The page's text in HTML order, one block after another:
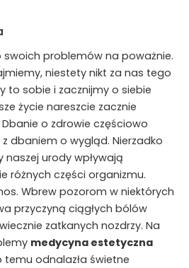
swoich problemów na poważnie.
niestety nikt za nas tego
to sobie i zacznijmy o siebie
życie nareszcie zacznie
o zdrowie częściowo
dbaniem o wygląd. Nierzadko
urody wpływają
różnych części organizmu.
Wbrew pozorom w niektórych
przyczyną ciągłych bólów
zatkanych nozdrzy. Na
medycyna estetyczna
temu odnalazła świetne